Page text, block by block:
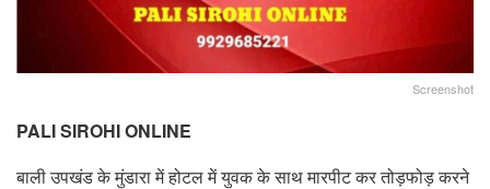
Screenshot
PALI SIROHI ONLINE
बाली उपखंड के मुंडारा में होटल में युवक के साथ मारपीट कर तोड़फोड़ करने